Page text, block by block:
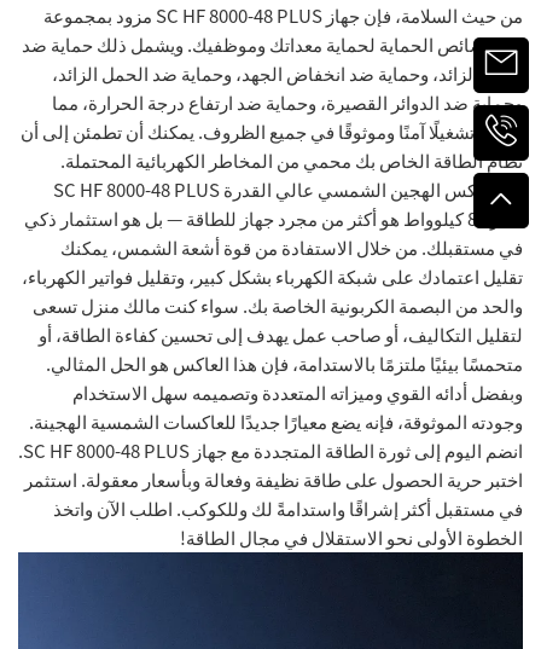
من حيث السلامة، فإن جهاز SC HF 8000-48 PLUS مزود بمجموعة
من خصائص الحماية لحماية معداتك وموظفيك. ويشمل ذلك حماية ضد
الجهد الزائد، وحماية ضد انخفاض الجهد، وحماية ضد الحمل الزائد،
وحماية ضد الدوائر القصيرة، وحماية ضد ارتفاع درجة الحرارة، مما
يضمن تشغيلًا آمنًا وموثوقًا في جميع الظروف. يمكنك أن تطمئن إلى أن
نظام الطاقة الخاص بك محمي من المخاطر الكهربائية المحتملة.
إن العاكس الهجين الشمسي عالي القدرة SC HF 8000-48 PLUS
بقدرة 8 كيلوواط هو أكثر من مجرد جهاز للطاقة — بل هو استثمار ذكي
في مستقبلك. من خلال الاستفادة من قوة أشعة الشمس، يمكنك
تقليل اعتمادك على شبكة الكهرباء بشكل كبير، وتقليل فواتير الكهرباء،
والحد من البصمة الكربونية الخاصة بك. سواء كنت مالك منزل تسعى
لتقليل التكاليف، أو صاحب عمل يهدف إلى تحسين كفاءة الطاقة، أو
متحمسًا بيئيًا ملتزمًا بالاستدامة، فإن هذا العاكس هو الحل المثالي.
وبفضل أدائه القوي وميزاته المتعددة وتصميمه سهل الاستخدام
وجودته الموثوقة، فإنه يضع معيارًا جديدًا للعاكسات الشمسية الهجينة.
انضم اليوم إلى ثورة الطاقة المتجددة مع جهاز SC HF 8000-48 PLUS.
اختبر حرية الحصول على طاقة نظيفة وفعالة وبأسعار معقولة. استثمر
في مستقبل أكثر إشراقًا واستدامةً لك وللكوكب. اطلب الآن واتخذ
الخطوة الأولى نحو الاستقلال في مجال الطاقة!